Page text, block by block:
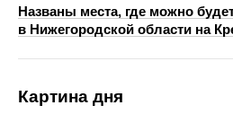
Названы места, где можно
в Нижегородской области на
Картина дня